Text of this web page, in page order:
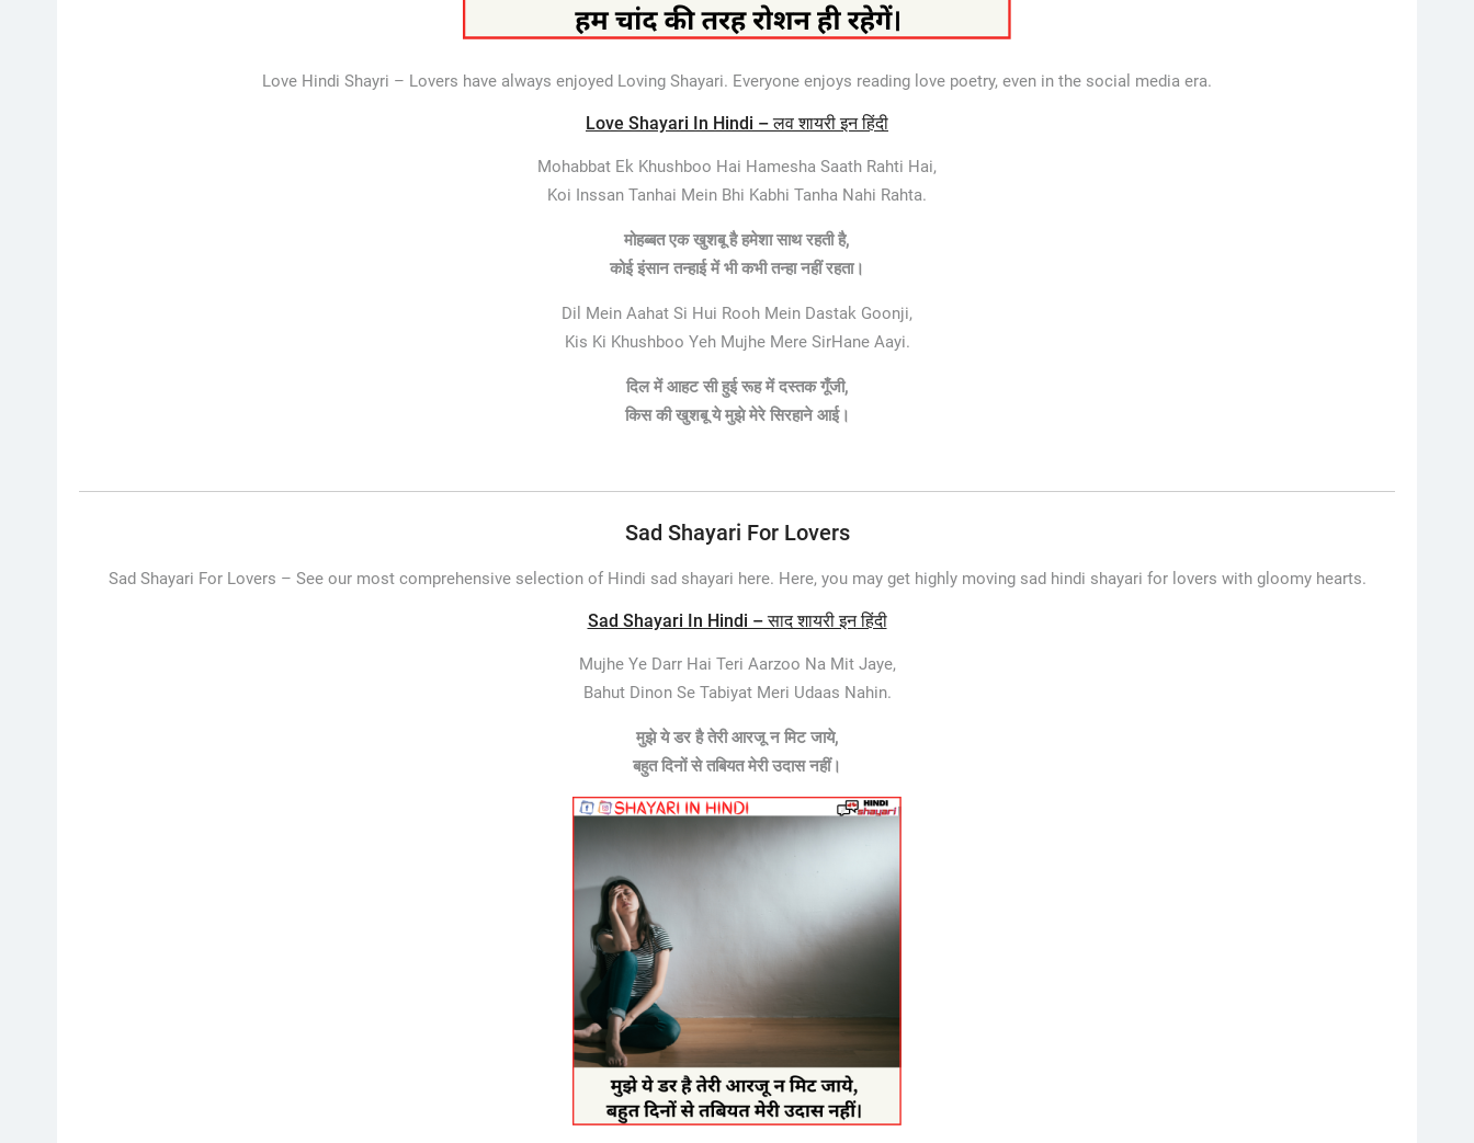
Love Hindi Shayri – Lovers have always enjoyed Loving Shayari. Everyone enjoys reading love poetry, even in the social media era.
Love Shayari In Hindi – लव शायरी इन हिंदी
Mohabbat Ek Khushboo Hai Hamesha Saath Rahti Hai,
Koi Inssan Tanhai Mein Bhi Kabhi Tanha Nahi Rahta.
मोहब्बतएक खुशबू है हमेशा साथ रहती है,
कोई इंसान तन्हाई में भी कभी तन्हा नहीं रहता।
Dil Mein Aahat Si Hui Rooh Mein Dastak Goonji,
Kis Ki Khushboo Yeh Mujhe Mere SirHane Aayi.
दिल में आहट सी हुई रूह में दस्तक गूँजी,
किस की खुशबू ये मुझे मेरे सिरहाने आई।
Sad Shayari For Lovers
Sad Shayari For Lovers – See our most comprehensive selection of Hindi sad shayari here. Here, you may get highly moving sad hindi shayari for lovers with gloomy hearts.
Sad Shayari In Hindi – साद शायरी इन हिंदी
Mujhe Ye Darr Hai Teri Aarzoo Na Mit Jaye,
Bahut Dinon Se Tabiyat Meri Udaas Nahin.
मुझे ये डर है तेरी आरजू न मिट जाये,
बहुत दिनों से तबियत मेरीउदासनहीं।